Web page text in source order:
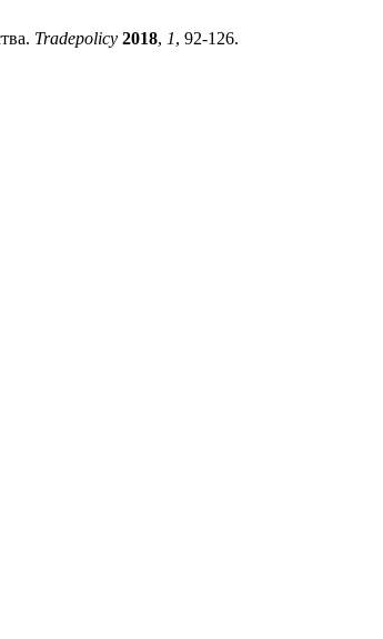
Tradepolicy 2018, 1, 92-126.